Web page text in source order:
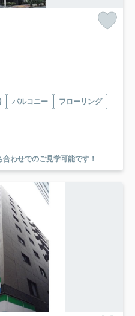
バルコニー
フローリング
わせでのご見学可能です！